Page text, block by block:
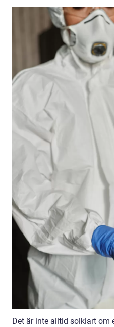
Det är inte alltid solklart om